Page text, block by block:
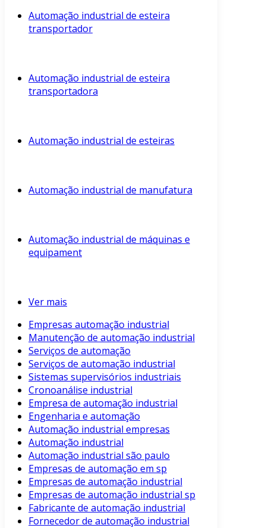
Automação industrial de esteira
transportador
Automação industrial de esteira
transportadora
Automação industrial de esteiras
Automação industrial de manufatura
Automação industrial de máquinas e
equipament
Ver mais
Empresas automação industrial
Manutenção de automação industrial
Serviços de automação
Serviços de automação industrial
Sistemas supervisórios industriais
Cronoanálise industrial
Empresa de automação industrial
Engenharia e automação
Automação industrial empresas
Automação industrial
Automação industrial são paulo
Empresas de automação em sp
Empresas de automação industrial
Empresas de automação industrial sp
Fabricante de automação industrial
Fornecedor de automação industrial